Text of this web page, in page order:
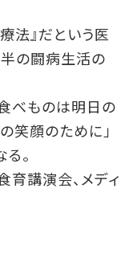
法』だという医
の闘病生活の
食べものは明日の
笑顔のために」
。
育講演会、メディ